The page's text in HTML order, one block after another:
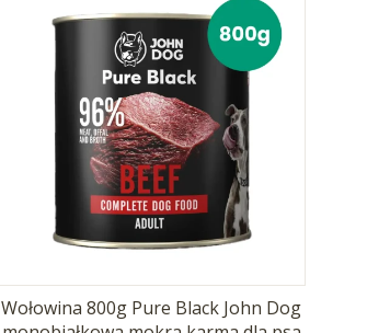
Wołowina 800g Pure Black John Dog